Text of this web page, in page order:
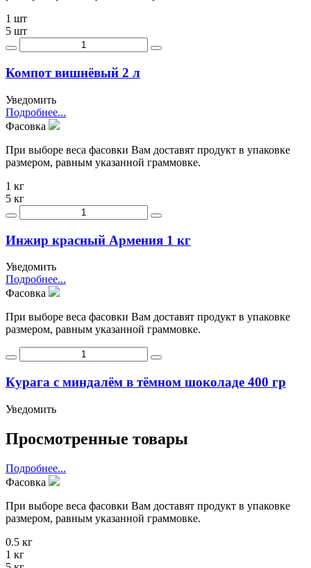
1 шт
5 шт
Компот вишнёвый 2 л
Уведомить
Подробнее...
Фасовка
При выборе веса фасовки Вам доставят продукт в упаковке
размером, равным указанной граммовке.
1 кг
5 кг
Инжир красный Армения 1 кг
Уведомить
Подробнее...
Фасовка
При выборе веса фасовки Вам доставят продукт в упаковке
размером, равным указанной граммовке.
Курага с миндалём в тёмном шоколаде 400 гр
Уведомить
Просмотренные товары
Подробнее...
Фасовка
При выборе веса фасовки Вам доставят продукт в упаковке
размером, равным указанной граммовке.
0.5 кг
1 кг